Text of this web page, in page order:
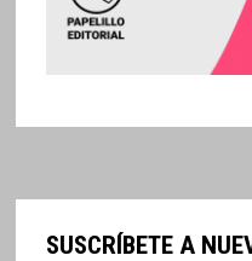
SUSCRÍBETE A